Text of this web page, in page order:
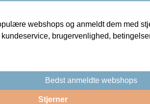
webshops og anmeldt dem med
brugervenlighed,
Bedst anmeldte webshops
Stjerner